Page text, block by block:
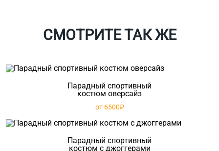
СМОТРИТЕ ТАК ЖЕ
Парадный спортивный
костюм оверсайз
от 6500₽
Парадный спортивный
костюм с джоггерами